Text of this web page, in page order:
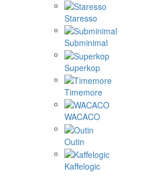
Staresso
Subminimal
Superkop
Timemore
WACACO
Outin
Kaffelogic